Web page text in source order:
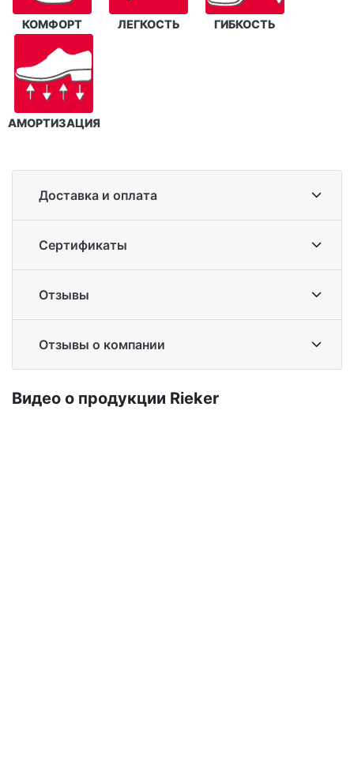
КОМФОРТ ЛЕГКОСТЬ ГИБКОСТЬ
АМОРТИЗАЦИЯ
Доставка и оплата
Сертификаты
Отзывы
Отзывы о компании
Ви­део о про­дук­ции Ri­eker